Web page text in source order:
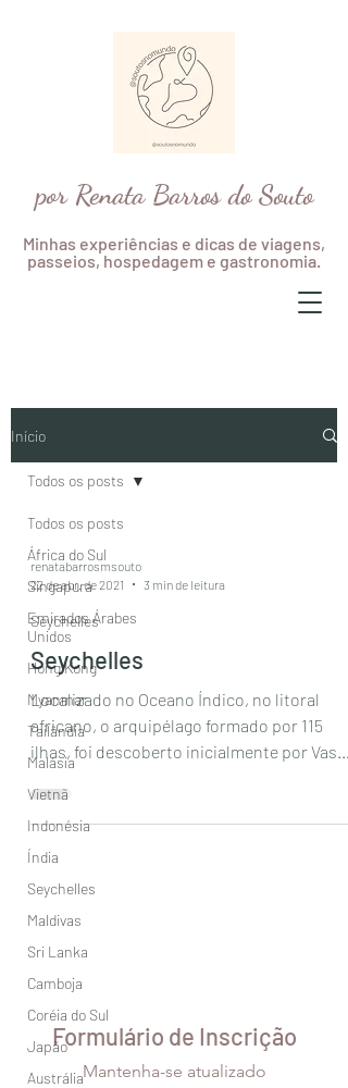
por Renata Barros do Souto
Minhas experiências e dicas de viagens,
passeios, hospedagem e gastronomia.
Formulário de Inscrição
Mantenha-se atualizado
Início
Todos os posts
África do Sul
Singapura
Emirados Árabes
Unidos
Hong Kong
Myanmar
Tailândia
Malásia
Vietnã
Indonésia
Índia
Seychelles
Maldivas
Sri Lanka
Camboja
Coréia do Sul
Japão
Austrália
Todos os posts
renatabarrosmsouto
22 de abr. de 2021
3 min de leitura
Seychelles
Seychelles
Localizado no Oceano Índico, no litoral
africano, o arquipélago formado por 115
ilhas, foi descoberto inicialmente por Vasco